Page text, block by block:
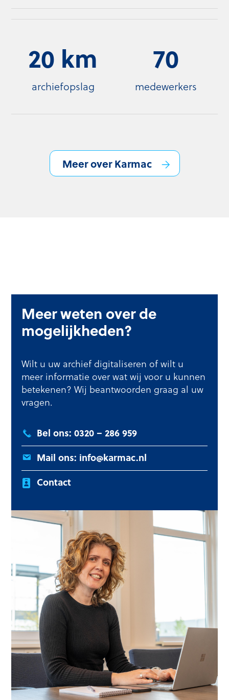
20 km
archiefopslag
70
medewerkers
Meer over Karmac
Meer weten over de
mogelijkheden?
Wilt u uw archief digitaliseren of wilt u
meer informatie over wat wij voor u kunnen
betekenen? Wij beantwoorden graag al uw
vragen.
Bel ons: 0320 – 286 959
Mail ons: info@karmac.nl
Contact